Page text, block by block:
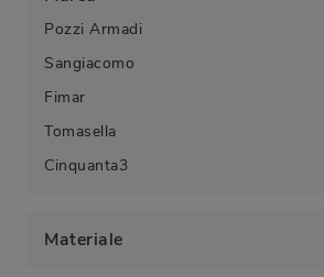
Pozzi Armadi
Sangiacomo
Fimar
Tomasella
Cinquanta3
Materiale